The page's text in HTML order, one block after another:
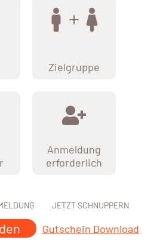
Zielgruppe
Anmeldung
erforderlich
JETZT SCHNUPPERN
Gutschein Download